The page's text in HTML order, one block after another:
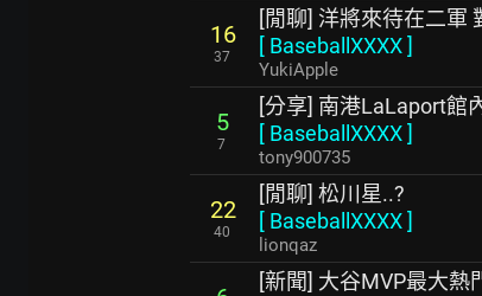
16
37
[閒聊] 洋將來待在二軍
[ BaseballXXXX]
YukiApple
5
7
[分享] 南港LaLaport館
[ BaseballXXXX]
tony900735
22
40
[閒聊] 松川星..?
[ BaseballXXXX]
lionqaz
[新聞] 大谷MVP最大